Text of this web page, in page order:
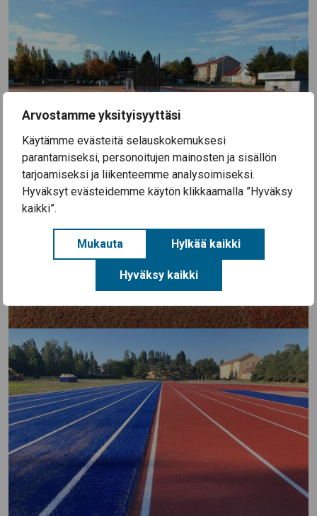
Arvostamme yksityisyyttäsi
Käytämme evästeitä selauskokemuksesi
parantamiseksi, personoitujen mainosten ja sisällön
tarjoamiseksi ja liikenteemme analysoimiseksi.
Hyväksyt evästeidemme käytön klikkaamalla ”Hyväksy
kaikki”.
Mukauta Hylkää kaikki
Hyväksy kaikki